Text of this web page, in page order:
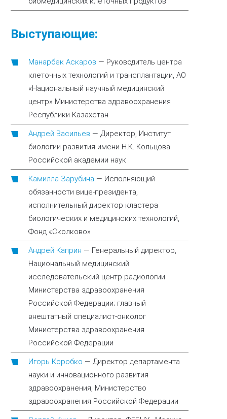
Выступающие:
Манарбек Аскаров — Руководитель центра
клеточных технологий и трансплантации, АО
«Национальный научный медицинский
центр» Министерства здравоохранения
Республики Казахстан
Андрей Васильев — Директор, Институт
биологии развития имени Н.К. Кольцова
Российской академии наук
Камилла Зарубина — Исполняющий
обязанности вице-президента,
исполнительный директор кластера
биологических и медицинских технологий,
Фонд «Сколково»
Андрей Каприн — Генеральный директор,
Национальный медицинский
исследовательский центр радиологии
Министерства здравоохранения
Российской Федерации; главный
внештатный специалист-онколог
Министерства здравоохранения
Российской Федерации
Игорь Коробко — Директор департамента
науки и инновационного развития
здравоохранения, Министерство
здравоохранения Российской Федерации